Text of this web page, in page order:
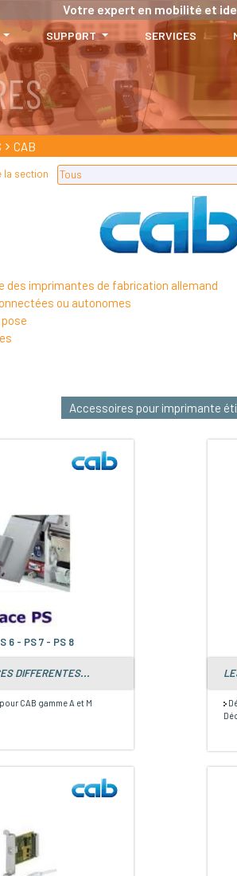
Votre expert en mobilité et
SUPPORT SERVICES
CAB
la section
des imprimantes de fabrication allemand
ou autonomes
Accessoires pour imprimante
6 - PS 7 - PS 8
DIFFERENTES...
CAB gamme A et M